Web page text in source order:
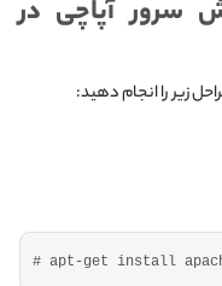
سرور آپاچی در
# apt-get install